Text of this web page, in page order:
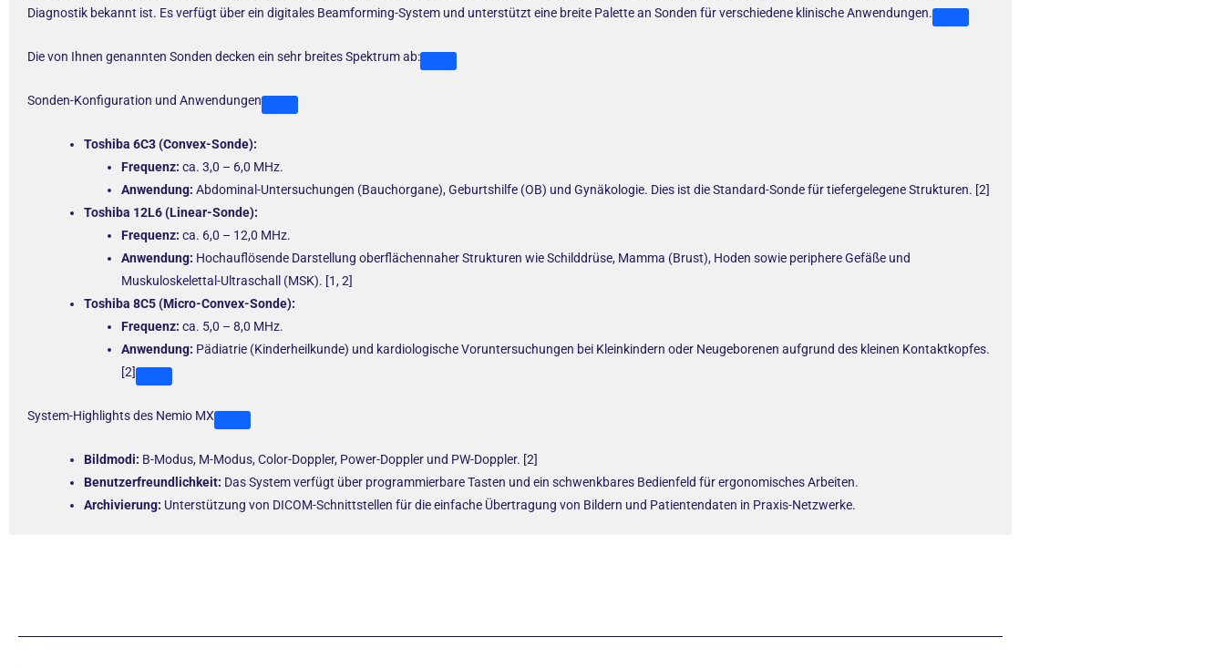
Diagnostik bekannt ist. Es verfügt über ein digitales Beamforming-System und unterstützt eine breite Palette an Sonden für verschiedene klinische Anwendungen.
Die von Ihnen genannten Sonden decken ein sehr breites Spektrum ab:
Sonden-Konfiguration und Anwendungen
Toshiba 6C3 (Convex-Sonde):
Frequenz: ca. 3,0 – 6,0 MHz.
Anwendung: Abdominal-Untersuchungen (Bauchorgane), Geburtshilfe (OB) und Gynäkologie. Dies ist die Standard-Sonde für tiefergelegene Strukturen. [2]
Toshiba 12L6 (Linear-Sonde):
Frequenz: ca. 6,0 – 12,0 MHz.
Anwendung: Hochauflösende Darstellung oberflächennaher Strukturen wie Schilddrüse, Mamma (Brust), Hoden sowie periphere Gefäße und
Muskuloskelettal-Ultraschall (MSK). [1, 2]
Toshiba 8C5 (Micro-Convex-Sonde):
Frequenz: ca. 5,0 – 8,0 MHz.
Anwendung: Pädiatrie (Kinderheilkunde) und kardiologische Voruntersuchungen bei Kleinkindern oder Neugeborenen aufgrund des kleinen Kontaktkopfes.
[2]
System-Highlights des Nemio MX
Bildmodi: B-Modus, M-Modus, Color-Doppler, Power-Doppler und PW-Doppler. [2]
Benutzerfreundlichkeit: Das System verfügt über programmierbare Tasten und ein schwenkbares Bedienfeld für ergonomisches Arbeiten.
Archivierung: Unterstützung von DICOM-Schnittstellen für die einfache Übertragung von Bildern und Patientendaten in Praxis-Netzwerke.